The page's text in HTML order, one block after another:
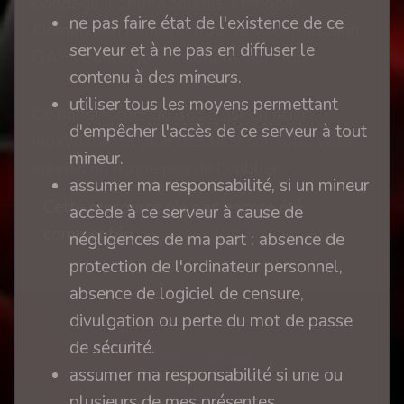
Domination féminine Pour le sexe masculin
GAYS bondage SM sodom, fist club
Ce ballstrecher de 365g est en acier
inoxydable et joue très bien son rôle. Votre
soumis ne risque pas de l'oublier.
Cette ressource n'a pas encore été
commentée.
Nous contacter
Mentions légales
Publicité
ne pas faire état de l'existence de ce
serveur et à ne pas en diffuser le
contenu à des mineurs.
utiliser tous les moyens permettant
d'empêcher l'accès de ce serveur à tout
mineur.
assumer ma responsabilité, si un mineur
accède à ce serveur à cause de
négligences de ma part : absence de
protection de l'ordinateur personnel,
absence de logiciel de censure,
divulgation ou perte du mot de passe
de sécurité.
assumer ma responsabilité si une ou